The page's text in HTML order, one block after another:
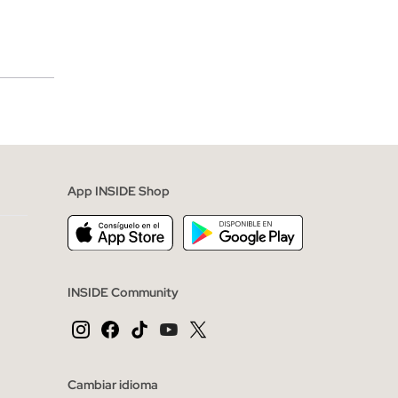
App INSIDE Shop
INSIDE Community
Cambiar idioma